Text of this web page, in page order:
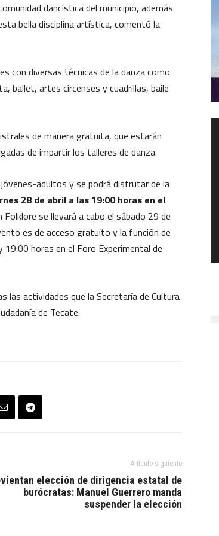
dancística del municipio, además
bella disciplina artística, comentó la
con diversas técnicas de la danza como
ballet, artes circenses y cuadrillas, baile
de manera gratuita, que estarán
de impartir los talleres de danza.
adultos y se podrá disfrutar de la
28 de abril a las 19:00 horas en el
Folklore se llevará a cabo el sábado 29 de
es de acceso gratuito y la función de
horas en el Foro Experimental de
las actividades que la Secretaría de Cultura
de Tecate.
Artículo siguiente
elección de dirigencia estatal de
burócratas: Manuel Guerrero manda
suspender la elección